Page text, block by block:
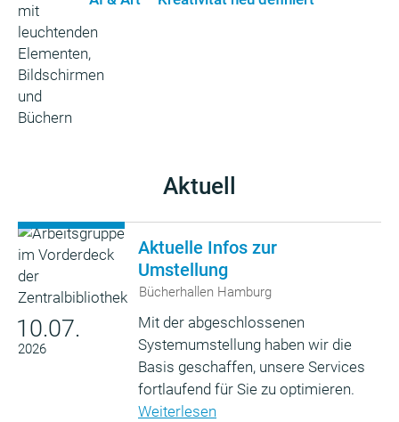
Aktuell
10.07.
2026
Aktuelle Infos zur
Umstellung
Bücherhallen Hamburg
Mit der abgeschlossenen
Systemumstellung haben wir die
Basis geschaffen, unsere Services
fortlaufend für Sie zu optimieren.
Weiterlesen